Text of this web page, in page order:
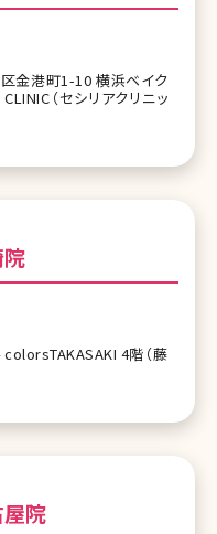
⾦港町1-10 横浜ベイク
（セシリアクリニッ
4階（藤
院